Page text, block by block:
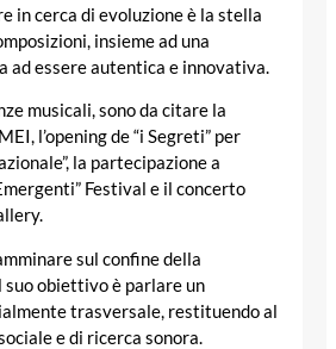
in cerca di evoluzione è la stella
insieme ad una
ad essere autentica e innovativa.
musicali, sono da citare la
l’opening de “i Segreti” per
la partecipazione a
Festival e il concerto
sul confine della
suo obiettivo è parlare un
trasversale, restituendo al
e di ricerca sonora.